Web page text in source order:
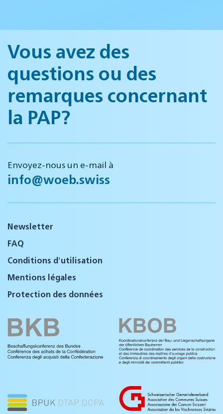
Vous avez des
questions ou des
remarques concernant
la PAP?
Envoyez-nous un e-mail à
info@woeb.swiss
Newsletter
FAQ
Conditions d'utilisation
Mentions légales
Protection des données